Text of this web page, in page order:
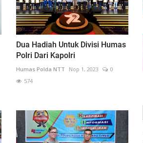
Dua Hadiah Untuk Divisi Humas
Polri Dari Kapolri
Humas Polda NTT Nop 1, 2023
0
574